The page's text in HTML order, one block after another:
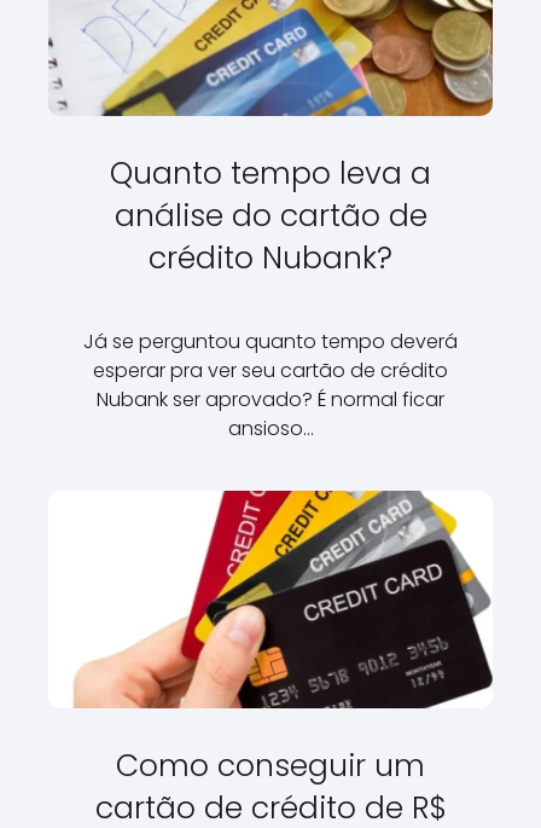
Quanto tempo leva a
análise do cartão de
crédito Nubank?
Já se perguntou quanto tempo deverá
esperar pra ver seu cartão de crédito
Nubank ser aprovado? É normal ficar
ansioso…
Como conseguir um
cartão de crédito de R$